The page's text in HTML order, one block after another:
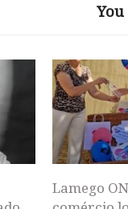
Lamego